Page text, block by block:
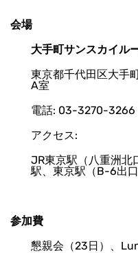
会場
大手町サンスカイル
東京都千代田区大手
A室
電話: 03-3270-3266
アクセス:
JR東京駅（八重洲北
駅、東京駅（B-6出口
参加費
懇親会（23日）、